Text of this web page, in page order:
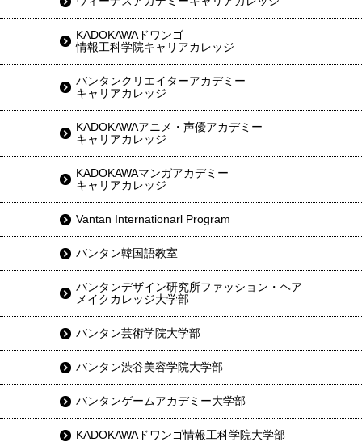
KADOKAWAドワンゴ
情報工科学院キャリアカレッジ
バンタンクリエイターアカデミー
キャリアカレッジ
KADOKAWAアニメ・声優アカデミー
キャリアカレッジ
KADOKAWAマンガアカデミー
キャリアカレッジ
Vantan Internationarl Program
バンタン韓国語教室
バンタンデザイン研究所ファッション・ヘア
メイクカレッジ大学部
バンタン芸術学院大学部
バンタン渋谷美容学院大学部
バンタンゲームアカデミー大学部
KADOKAWAドワンゴ情報工科学院大学部